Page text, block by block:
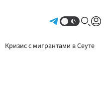
Кризис с мигрантами в Сеуте